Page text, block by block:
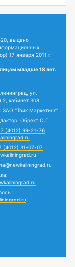
выдано
17 января 2011 г.
младше 18 лет.
ул.
кабинет 308
ЗАО "Твик Маркетинг"
Обрехт О.Г.
(4012) 99-21-76
(4012) 31-07-07